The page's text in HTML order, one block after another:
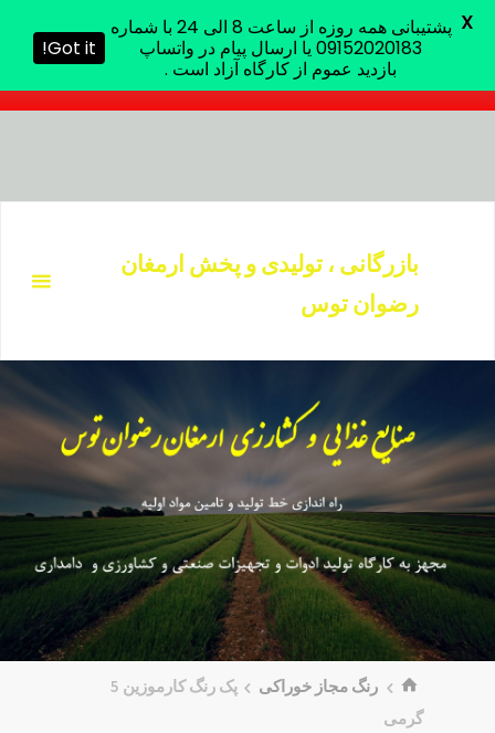
ارسال پیام در واتساپ بازدید عموم از کارگاه آزاد است .
بازرگانی ، تولیدی و پخش ارمغان
رضوان توس
خانهرنگ مجاز خوراکی
پک رنگ کارموزین 5
گرمی
پشتیبانی همه روزه از ساعت 8 الی 24 با شماره
09152020183 یا ارسال پیام در واتساپ
بازدید عموم از کارگاه آزاد است .
Got it!
X